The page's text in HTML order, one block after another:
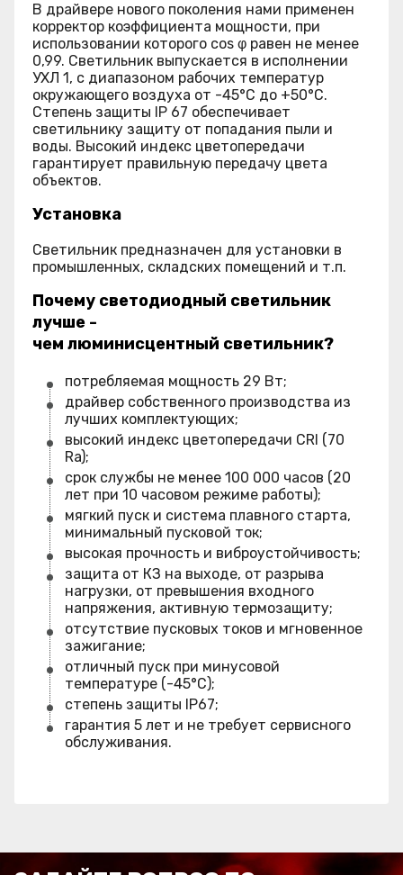
В драйвере нового поколения нами применен
корректор коэффициента мощности, при
использовании которого cos φ равен не менее
0,99. Светильник выпускается в исполнении
УХЛ 1, с диапазоном рабочих температур
окружающего воздуха от -45°С до +50°С.
Степень защиты IP 67 обеспечивает
светильнику защиту от попадания пыли и
воды. Высокий индекс цветопередачи
гарантирует правильную передачу цвета
объектов.
Установка
Светильник предназначен для установки в
промышленных, складских помещений и т.п.
Почему светодиодный светильник
лучше -
чем люминисцентный светильник?
потребляемая мощность 29 Вт;
драйвер собственного производства из
лучших комплектующих;
высокий индекс цветопередачи CRI (70
Ra);
срок службы не менее 100 000 часов (20
лет при 10 часовом режиме работы);
мягкий пуск и система плавного старта,
минимальный пусковой ток;
высокая прочность и виброустойчивость;
защита от КЗ на выходе, от разрыва
нагрузки, от превышения входного
напряжения, активную термозащиту;
отсутствие пусковых токов и мгновенное
зажигание;
отличный пуск при минусовой
температуре (-45°C);
степень защиты IP67;
гарантия 5 лет и не требует сервисного
обслуживания.